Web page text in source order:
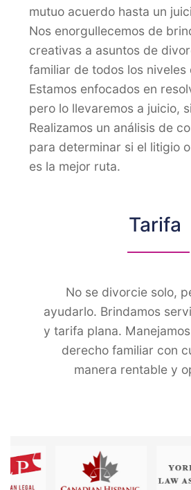
mutuo acuerdo hasta un
Nos enorgullecemos de
creativas a asuntos de
familiar de todos los niveles
Estamos enfocados en
pero lo llevaremos a juicio,
Realizamos un análisis de
para determinar si el litigio
es la mejor ruta.
Tarifa
No se divorcie solo,
ayudarlo. Brindamos
y tarifa plana.
derecho familiar con
manera rentable y